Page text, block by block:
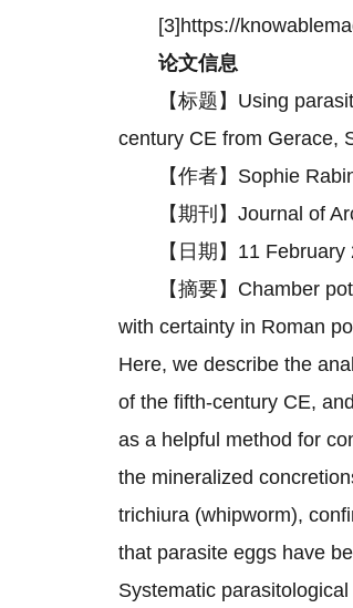
[3]https://
论文信息
【标题】Using
century CE from Gerace,
【作者】Sophie
【期刊】Journal of
【日期】11 February
【摘要】Chamber
with certainty in Roman
Here, we describe the
of the fifth-century CE,
as a helpful method for
the mineralized
trichiura (whipworm),
that parasite eggs have
Systematic